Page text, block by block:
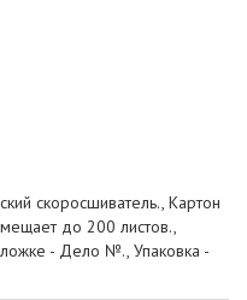
скоросшиватель., Картон
до 200 листов.,
- Дело №., Упаковка -